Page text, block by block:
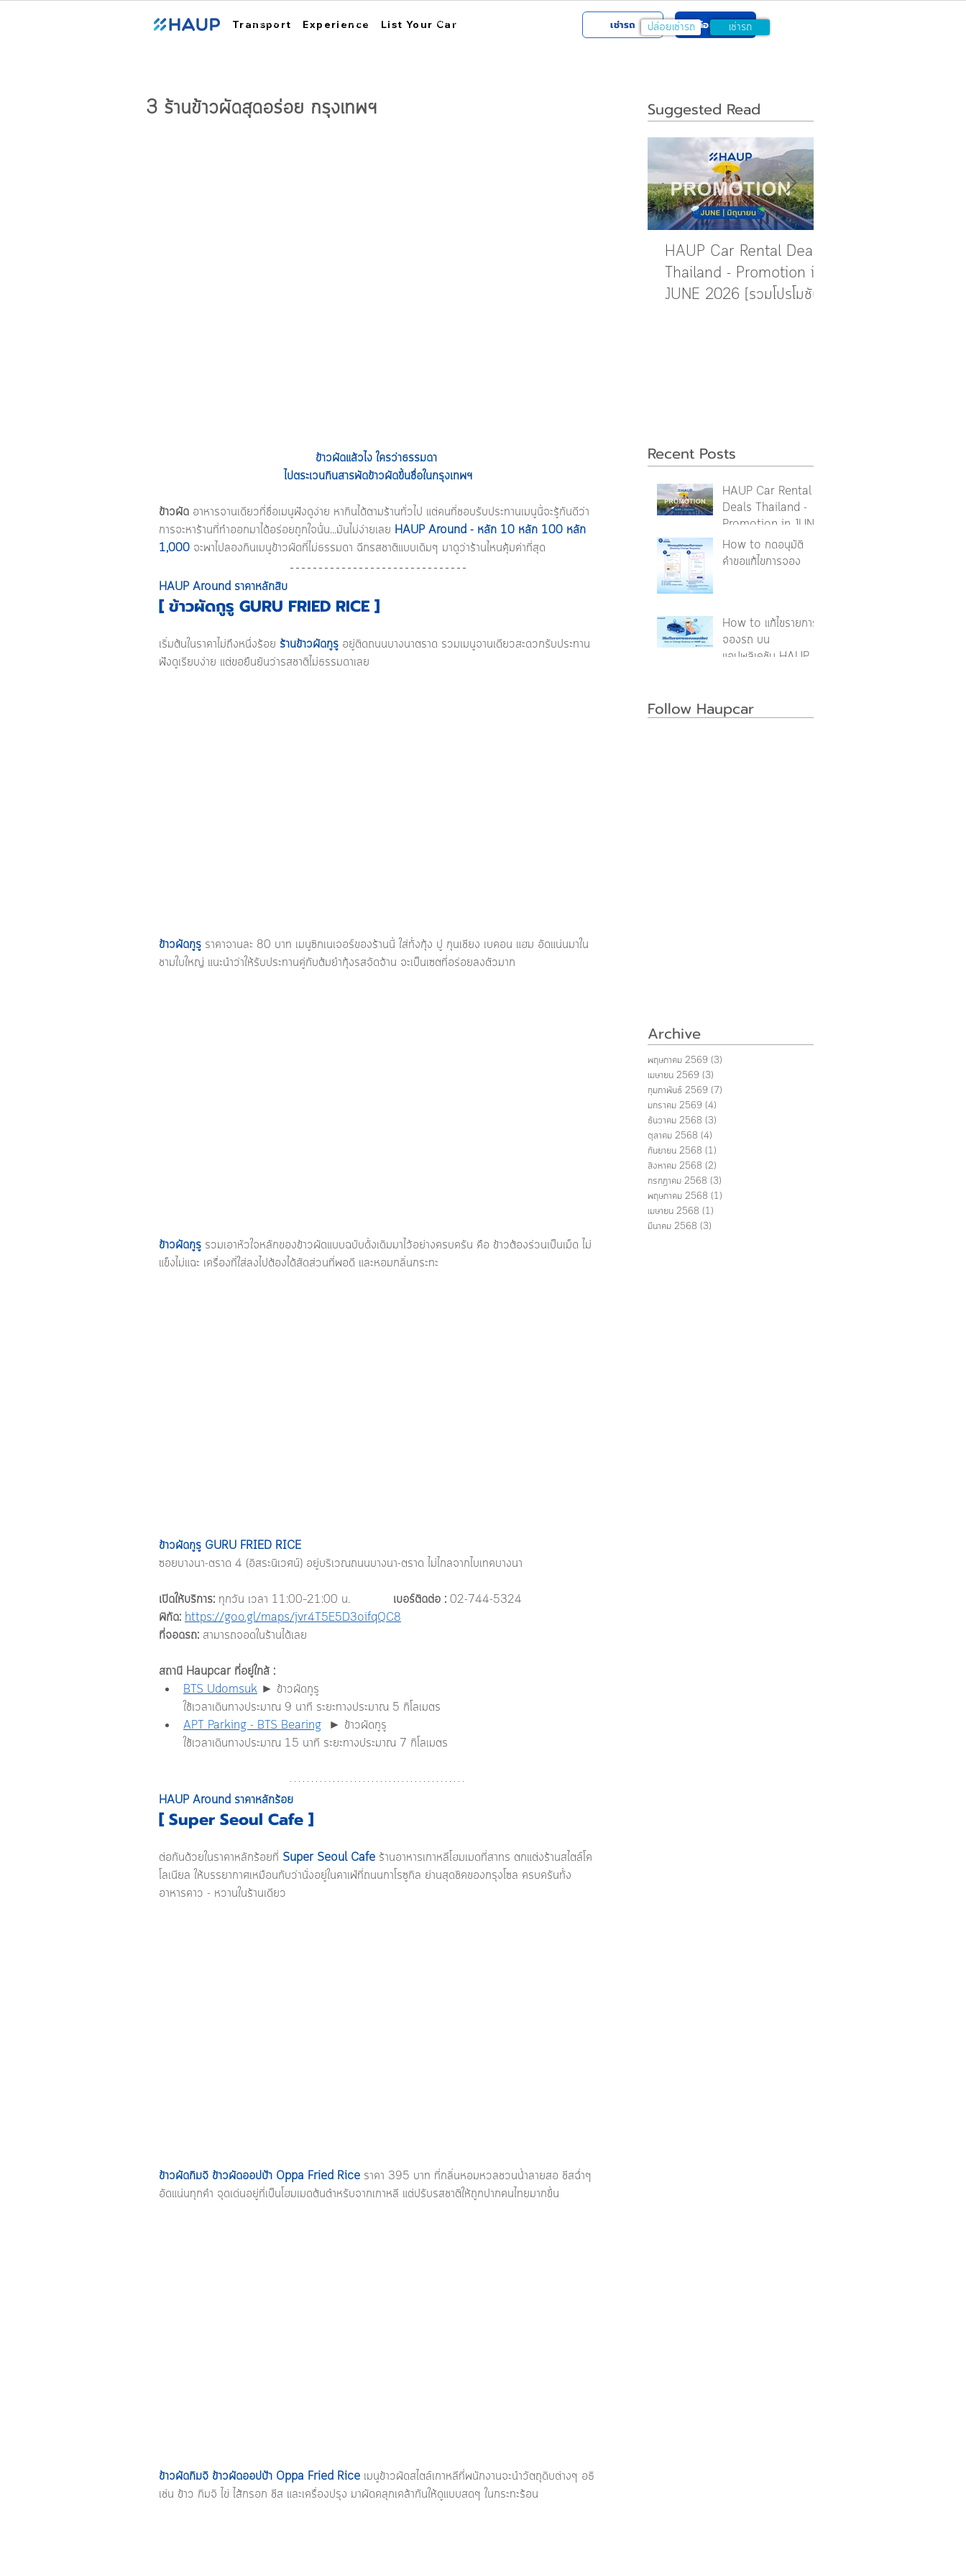
Transport Experience List Your Car เช่ารถ ปล่อยเช่ารถ
ฮ้อปคาร์ การใช้งาน สถานที่รับรถ เกี่ยวกับฮ้อป ปล่อยเช่ารถ เช่ารถ
Suggested Read
HAUP Car Rental Deals
Thailand - Promotion in
JUNE 2026 [รวมโปรโมชัน
Recent Posts
HAUP Car Rental
Deals Thailand -
Promotion in JUNE
2026 [รวมโปรโมชันใน
เดือนมิถุนายน]
How to กดอนุมัติ
คำขอแก้ไขการจอง
How to แก้ไขรายการ
จองรถ บน
แอปพลิเคชัน HAUP
Follow Haupcar
Archive
พฤษภาคม 2569 (3)
เมษายน 2569 (3)
กุมภาพันธ์ 2569 (7)
มกราคม 2569 (4)
ธันวาคม 2568 (3)
ตุลาคม 2568 (4)
กันยายน 2568 (1)
สิงหาคม 2568 (2)
กรกฎาคม 2568 (3)
พฤษภาคม 2568 (1)
เมษายน 2568 (1)
มีนาคม 2568 (3)
3 ร้านข้าวผัดสุดอร่อย กรุงเทพฯ
ข้าวผัดแล้วไง ใครว่าธรรมดา
ไปตระเวนกินสารพัดข้าวผัดขึ้นชื่อในกรุงเทพฯ
ข้าวผัด อาหารจานเดียวที่ชื่อเมนูฟังดูง่าย หากินได้ตามร้านทั่วไป แต่คนที่ชอบรับประทานเมนูนี้จะรู้กันดีว่า
การจะหาร้านที่ทำออกมาได้อร่อยถูกใจนั้น...มันไม่ง่ายเลย HAUP Around - หลัก 10 หลัก 100 หลัก
1,000 จะพาไปลองกินเมนูข้าวผัดที่ไม่ธรรมดา ฉีกรสชาติแบบเดิมๆ มาดูว่าร้านไหนคุ้มค่าที่สุด
HAUP Around ราคาหลักสิบ
[ ข้าวผัดกูรู GURU FRIED RICE ]
เริ่มต้นในราคาไม่ถึงหนึ่งร้อย ร้านข้าวผัดกูรู อยู่ติดถนนบางนาตราด รวมเมนูจานเดียวสะดวกรับประทาน
ฟังดูเรียบง่าย แต่ขอยืนยันว่ารสชาติไม่ธรรมดาเลย
ข้าวผัดกูรู ราคาจานละ 80 บาท เมนูซิกเนเจอร์ของร้านนี้ ใส่ทั้งกุ้ง ปู กุนเชียง เบคอน แฮม อัดแน่นมาใน
ชามใบใหญ่ แนะนำว่าให้รับประทานคู่กับต้มยำกุ้งรสจัดจ้าน จะเป็นเซตที่อร่อยลงตัวมาก
ข้าวผัดกูรู รวมเอาหัวใจหลักของข้าวผัดแบบฉบับดั้งเดิมมาไว้อย่างครบครัน คือ ข้าวต้องร่วนเป็นเม็ด ไม่
แข็งไม่แฉะ เครื่องที่ใส่ลงไปต้องได้สัดส่วนที่พอดี และหอมกลิ่นกระทะ
ข้าวผัดกูรู GURU FRIED RICE
ซอยบางนา-ตราด 4 (อิสระนิเวศน์) อยู่บริเวณถนนบางนา-ตราด ไม่ไกลจากไบเทคบางนา
เปิดให้บริการ: ทุกวัน เวลา 11:00–21:00 น. เบอร์ติดต่อ : 02-744-5324
พิกัด: https://goo.gl/maps/jvr4T5E5D3oifqQC8
ที่จอดรถ: สามารถจอดในร้านได้เลย
สถานี Haupcar ที่อยู่ใกล้ :
BTS Udomsuk ► ข้าวผัดกูรู
ใช้เวลาเดินทางประมาณ 9 นาที ระยะทางประมาณ 5 กิโลเมตร
APT Parking - BTS Bearing
  ► ข้าวผัดกูรู
ใช้เวลาเดินทางประมาณ 15 นาที ระยะทางประมาณ 7 กิโลเมตร
HAUP Around ราคาหลักร้อย
[ Super Seoul Cafe ]
ต่อกันด้วยในราคาหลักร้อยที่ Super Seoul Cafe ร้านอาหารเกาหลีโฮมเมดที่สาทร ตกแต่งร้านสไตล์โค
โลเนียล ให้บรรยากาศเหมือนกับว่านั่งอยู่ในคาเฟ่ที่ถนนกาโรซูกิล ย่านสุดชิคของกรุงโซล ครบครันทั้ง
อาหารคาว - หวานในร้านเดียว
ข้าวผัดกิมจิ ข้าวผัดออปป้า Oppa Fried Rice ราคา 395 บาท ที่กลิ่นหอมหวลชวนน้ำลายสอ ชีสฉ่ำๆ
อัดแน่นทุกคำ จุดเด่นอยู่ที่เป็นโฮมเมดต้นตำหรับจากเกาหลี แต่ปรับรสชาติให้ถูกปากคนไทยมากขึ้น
ข้าวผัดกิมจิ ข้าวผัดออปป้า Oppa Fried Rice เมนูข้าวผัดสไตล์เกาหลีที่พนักงานจะนำวัตถุดิบต่างๆ อธิ
เช่น ข้าว กิมจิ ไข่ ไส้กรอก ชีส และเครื่องปรุง มาผัดคลุกเคล้ากันให้ดูแบบสดๆ ในกระทะร้อน